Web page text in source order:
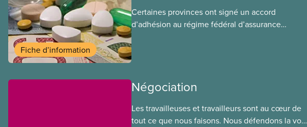
Fiche d’information
Certaines provinces ont signé un accord
d’adhésion au régime fédéral d’assurance
Négociation
Les travailleuses et travailleurs sont au cœur de
tout ce que nous faisons. Nous défendons la voix